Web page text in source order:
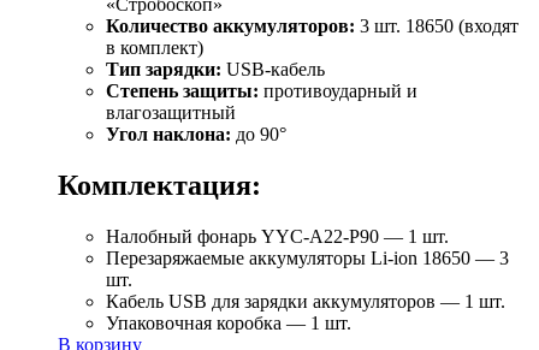
«Стробоскоп»
Количество аккумуляторов: 3 шт. 18650 (входят
в комплект)
Тип зарядки: USB-кабель
Степень защиты: противоударный и
влагозащитный
Угол наклона: до 90°
Комплектация:
Налобный фонарь YYC-A22-P90 — 1 шт.
Перезаряжаемые аккумуляторы Li-ion 18650 — 3
шт.
Кабель USB для зарядки аккумуляторов — 1 шт.
Упаковочная коробка — 1 шт.
В корзину